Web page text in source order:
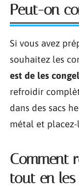
Peut-on
Si vous avez
souhaitez les
est de les
refroidir
dans des sacs
métal et
Comment
tout en